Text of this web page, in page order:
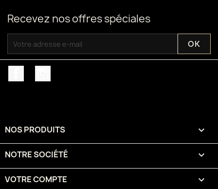
Recevez nos offres spéciales
NOS PRODUITS 
NOTRE SOCIÉTÉ 
VOTRE COMPTE 